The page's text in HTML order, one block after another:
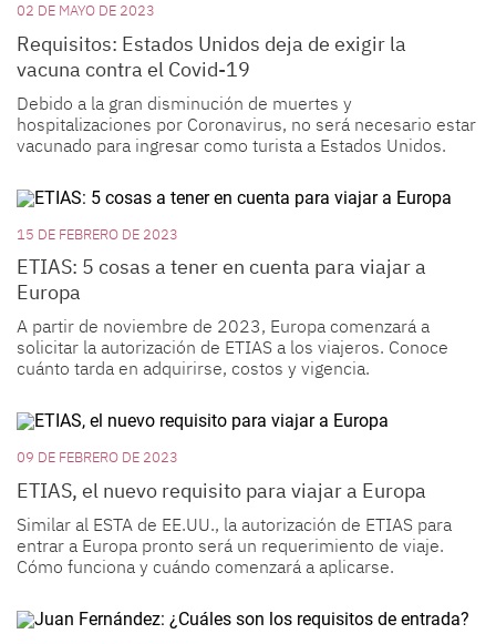
02 DE MAYO DE 2023
Requisitos: Estados Unidos deja de exigir la
vacuna contra el Covid-19
Debido a la gran disminución de muertes y
hospitalizaciones por Coronavirus, no será necesario estar
vacunado para ingresar como turista a Estados Unidos.
15 DE FEBRERO DE 2023
ETIAS: 5 cosas a tener en cuenta para viajar a
Europa
A partir de noviembre de 2023, Europa comenzará a
solicitar la autorización de ETIAS a los viajeros. Conoce
cuánto tarda en adquirirse, costos y vigencia.
09 DE FEBRERO DE 2023
ETIAS, el nuevo requisito para viajar a Europa
Similar al ESTA de EE.UU., la autorización de ETIAS para
entrar a Europa pronto será un requerimiento de viaje.
Cómo funciona y cuándo comenzará a aplicarse.